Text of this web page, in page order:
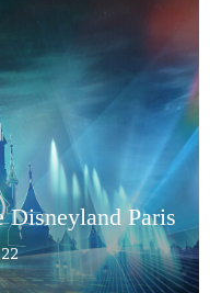
Disneyland Paris